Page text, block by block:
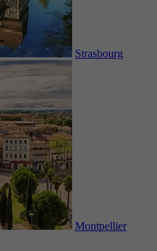
Strasbourg
Montpellier